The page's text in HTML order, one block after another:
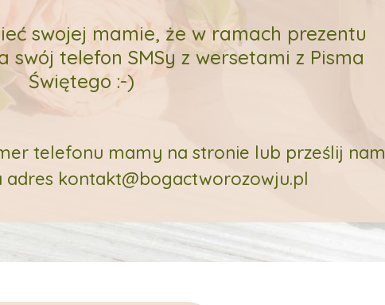
swojej mamie, że w ramach prezentu
swój telefon SMSy z wersetami z Pisma
Świętego :-)
telefonu mamy na stronie lub prześlij nam
kontakt@bogactworozowju.pl